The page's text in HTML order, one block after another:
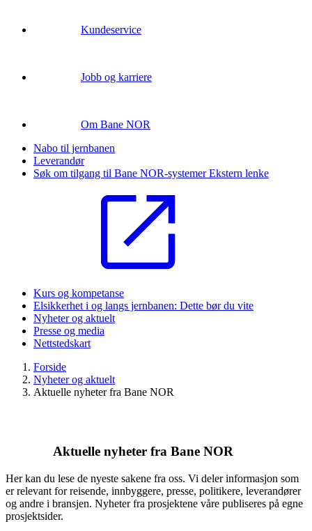
Kundeservice
Jobb og karriere
Om Bane NOR
Nabo til jernbanen
Leverandør
Søk om tilgang til Bane NOR-systemerEkstern lenke
Kurs og kompetanse
Elsikkerhet i og langs jernbanen: Dette bør du vite
Nyheter og aktuelt
Presse og media
Nettstedskart
Forside
Nyheter og aktuelt
Aktuelle nyheter fra Bane NOR
Aktuelle nyheter fra Bane NOR
Her kan du lese de nyeste sakene fra oss. Vi deler informasjon som
er relevant for reisende, innbyggere, presse, politikere, leverandører
og andre i bransjen. Nyheter fra prosjektene våre publiseres på egne
prosjektsider.